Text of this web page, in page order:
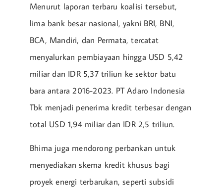
Menurut laporan terbaru koalisi tersebut,
lima bank besar nasional, yakni BRI, BNI,
BCA, Mandiri, dan Permata, tercatat
menyalurkan pembiayaan hingga USD 5,42
miliar dan IDR 5,37 triliun ke sektor batu
bara antara 2016-2023. PT Adaro Indonesia
Tbk menjadi penerima kredit terbesar dengan
total USD 1,94 miliar dan IDR 2,5 triliun.
Bhima juga mendorong perbankan untuk
menyediakan skema kredit khusus bagi
proyek energi terbarukan, seperti subsidi